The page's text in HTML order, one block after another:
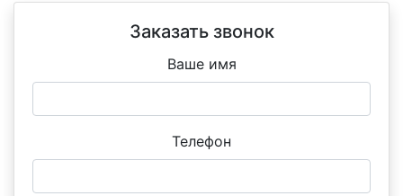
Заказать звонок
Ваше имя
Телефон